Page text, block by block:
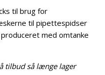
til brug for
til pipettespidser
med omtanke
tilbud så længe lager